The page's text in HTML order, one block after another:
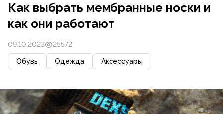
Как выбрать мембранные носки и
как они работают
09.10.2023 25572
Обувь Одежда Аксессуары